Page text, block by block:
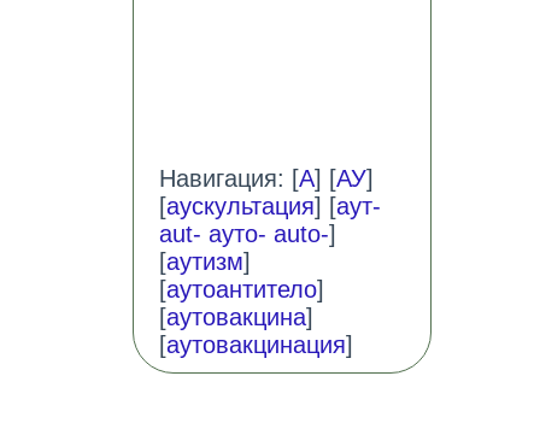
Навигация: [А] [АУ]
[аускультация] [аут-
aut- ауто- auto-]
[аутизм]
[аутоантитело]
[аутовакцина]
[аутовакцинация]